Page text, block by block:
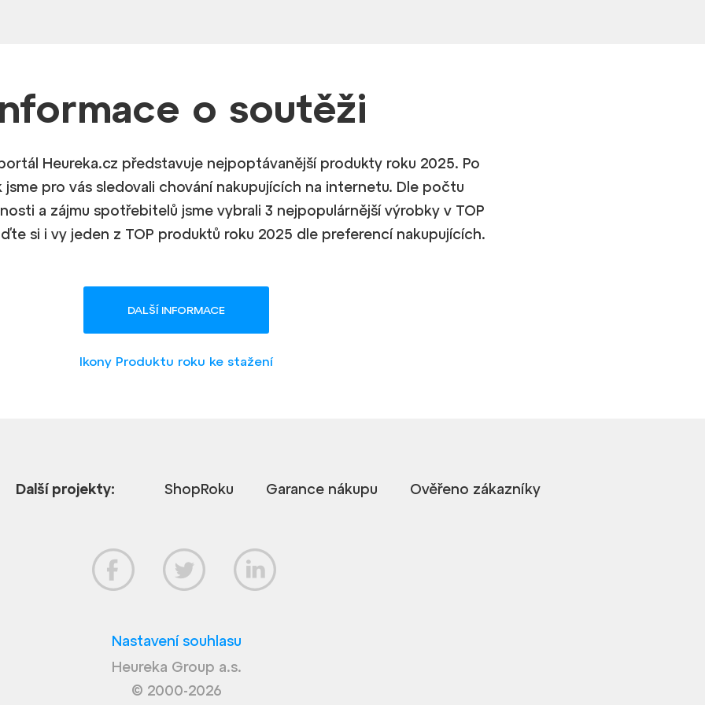
o soutěži
Heureka.cz představuje nejpoptávanější produkty roku 2025. Po
jsme pro vás sledovali chování nakupujících na internetu. Dle počtu
a zájmu spotřebitelů jsme vybrali 3 nejpopulárnější výrobky v TOP
si i vy jeden z TOP produktů roku 2025 dle preferencí nakupujících.
DALŠÍ INFORMACE
Ikony Produktu roku ke stažení
Další projekty: ShopRoku Garance nákupu Ověřeno zákazníky
Nastavení souhlasu
Heureka Group a.s.
© 2000-2026